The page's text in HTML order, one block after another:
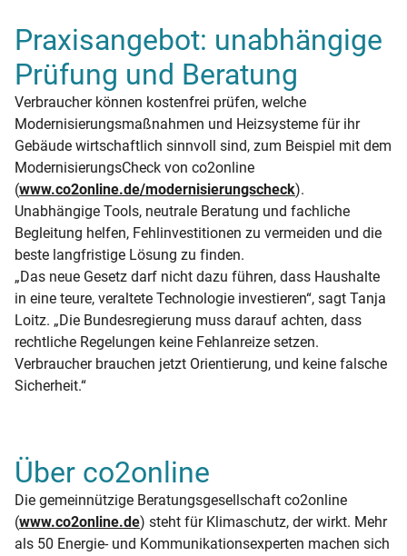
Praxisangebot: unabhängige
Prüfung und Beratung
Verbraucher können kostenfrei prüfen, welche
Modernisierungsmaßnahmen und Heizsysteme für ihr
Gebäude wirtschaftlich sinnvoll sind, zum Beispiel mit dem
ModernisierungsCheck von co2online
(www.co2online.de/modernisierungscheck).
Unabhängige Tools, neutrale Beratung und fachliche
Begleitung helfen, Fehlinvestitionen zu vermeiden und die
beste langfristige Lösung zu finden.
„Das neue Gesetz darf nicht dazu führen, dass Haushalte
in eine teure, veraltete Technologie investieren“, sagt Tanja
Loitz. „Die Bundesregierung muss darauf achten, dass
rechtliche Regelungen keine Fehlanreize setzen.
Verbraucher brauchen jetzt Orientierung, und keine falsche
Sicherheit.“
Über co2online
Die gemeinnützige Beratungsgesellschaft co2online
(www.co2online.de) steht für Klimaschutz, der wirkt. Mehr
als 50 Energie- und Kommunikationsexperten machen sich